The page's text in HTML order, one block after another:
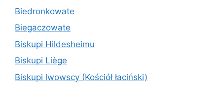
Biedronkowate
Biegaczowate
Biskupi Hildesheimu
Biskupi Liège
Biskupi lwowscy (Kościół łaciński)